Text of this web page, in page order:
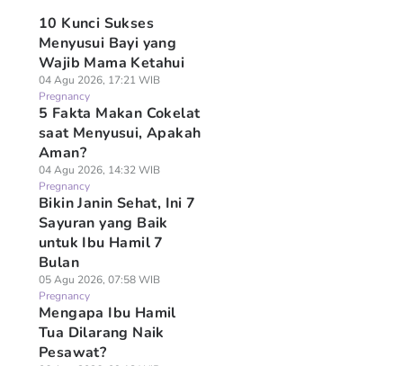
10 Kunci Sukses
Menyusui Bayi yang
Wajib Mama Ketahui
04 Agu 2026, 17:21 WIB
Pregnancy
5 Fakta Makan Cokelat
saat Menyusui, Apakah
Aman?
04 Agu 2026, 14:32 WIB
Pregnancy
Bikin Janin Sehat, Ini 7
Sayuran yang Baik
untuk Ibu Hamil 7
Bulan
05 Agu 2026, 07:58 WIB
Pregnancy
Mengapa Ibu Hamil
Tua Dilarang Naik
Pesawat?